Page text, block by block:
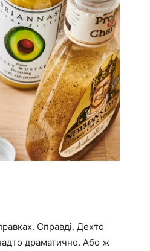
Справді. Дехто
драматично. Або ж